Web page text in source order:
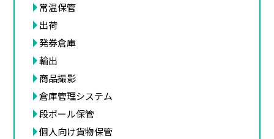
常温保管
出荷
発券倉庫
輸出
商品撮影
倉庫管理システム
段ボール保管
個人向け貨物保管